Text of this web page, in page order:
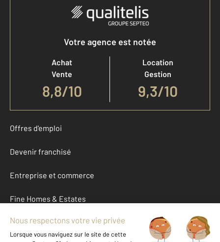
Votre agence est notée
Achat
Vente
8,8/10
Location
Gestion
9,3/10
Offres d'emploi
Devenir franchisé
Entreprise et commerce
Fine Homes & Estates
À propos